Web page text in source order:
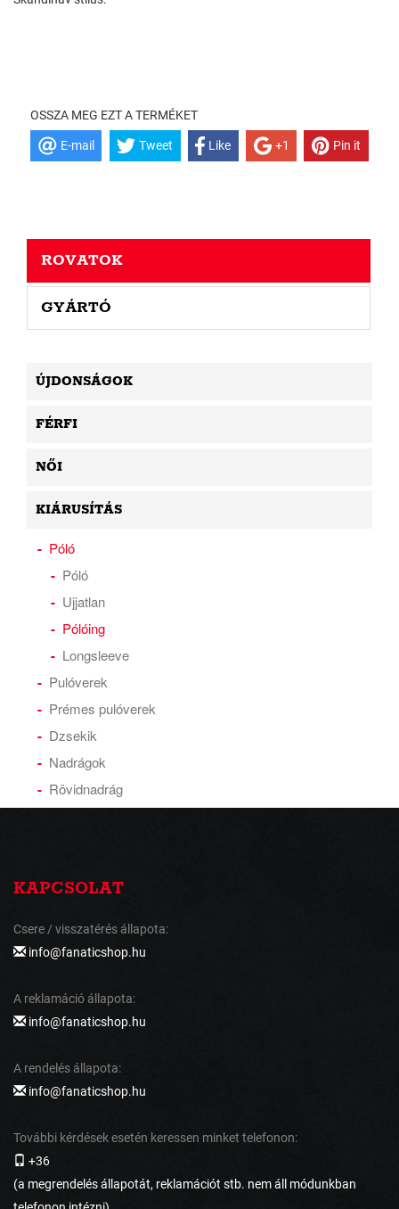
OSSZA MEG EZT A TERMÉKET
E-mail Tweet Like +1 Pin it
ROVATOK
GYÁRTÓ
ÚJDONSÁGOK
FÉRFI
NŐI
KIÁRUSÍTÁS
Póló
Póló
Ujjatlan
Pólóing
Longsleeve
Pulóverek
Prémes pulóverek
Dzsekik
Nadrágok
Rövidnadrág
KAPCSOLAT
Csere / visszatérés állapota:
info@fanaticshop.hu
A reklamáció állapota:
info@fanaticshop.hu
A rendelés állapota:
info@fanaticshop.hu
További kérdések esetén keressen minket telefonon:
+36
(a megrendelés állapotát, reklamációt stb. nem áll módunkban